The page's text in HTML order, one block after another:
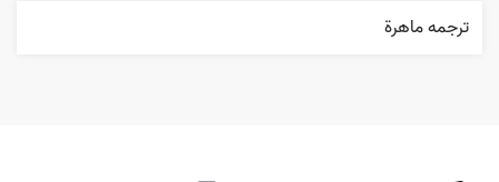
ترجمه ماهرة